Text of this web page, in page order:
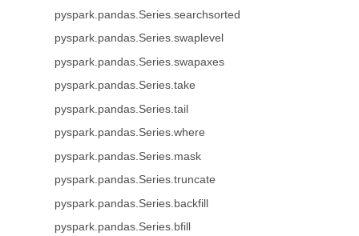
pyspark.pandas.Series.searchsorted
pyspark.pandas.Series.swaplevel
pyspark.pandas.Series.swapaxes
pyspark.pandas.Series.take
pyspark.pandas.Series.tail
pyspark.pandas.Series.where
pyspark.pandas.Series.mask
pyspark.pandas.Series.truncate
pyspark.pandas.Series.backfill
pyspark.pandas.Series.bfill